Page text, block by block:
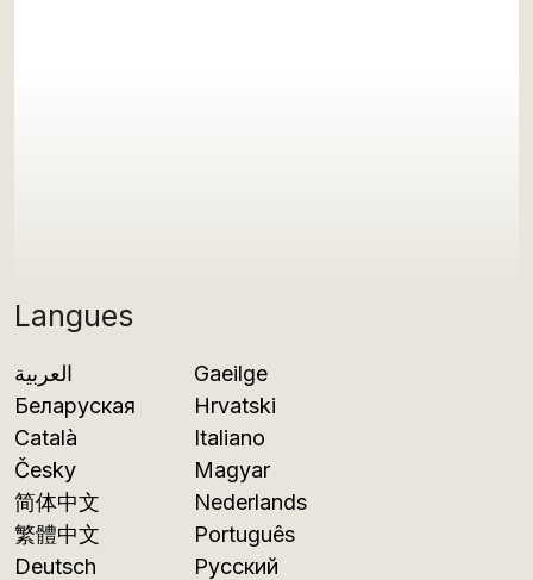
Langues
العربية
Беларуская
Català
Česky
简体中文
繁體中文
Deutsch
Gaeilge
Hrvatski
Italiano
Magyar
Nederlands
Português
Русский